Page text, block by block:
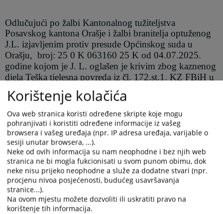
Odlučujući po žalbi Kantonalnog tužiteljstva
Posavskog kantona Orašje i žalbi braniteljaoptuženog
J.L. izjavljenim protiv presude Općinskog suda u
Orašju, broj: 25 0 K 063160 25 K od 04.07.2025.
godine kojom je J. L. oglašen je krivim zbog kaznenog
djela Teška tjelesna povreda iz čl. 172.st.1. KZ FBiH u
stjecaju sa kaznenim djelom Ugrožavanje sigurnosti iz
čl. 183. st.1. u vezi sa čl. 54. KZ FBiH,
sud u Odžakuje presudom, broj:25 0 K 063160 25
Kž 4 od 23.09.2025. godinežalbu branitelja optuženog
J.L.i žalbu Kantonalnog tužiteljstva Posavskog kantona
Orašjeodbiokao neutemeljene, a presudu
suda u Orašju25 0 K 063160 25 K od 04.07.2025.
godine potvrdio.
Prikazana vijest je na: Hrvatski jezik
Prateći dokumenti
Korištenje kolačića
Ova web stranica koristi određene skripte koje mogu
pohranjivati i koristiti određene informacije iz vašeg
browsera i vašeg uređaja (npr. IP adresa uređaja, varijable o
sesiji unutar browsera, ...).
Neke od ovih informacija su nam neophodne i bez njih web
stranica ne bi mogla fukcionisati u svom punom obimu, dok
neke nisu prijeko neophodne a služe za dodatne stvari (npr.
procjenu nivoa posjećenosti, budućeg usavršavanja
stranice...).
Na ovom mjestu možete dozvoliti ili uskratiti pravo na
korištenje tih informacija.